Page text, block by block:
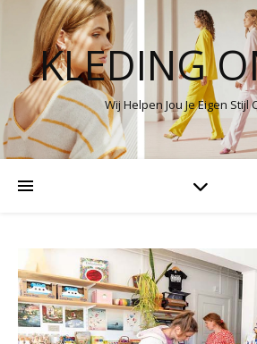
KLEDING
Wij Helpen Jou Je Eigen Stijl